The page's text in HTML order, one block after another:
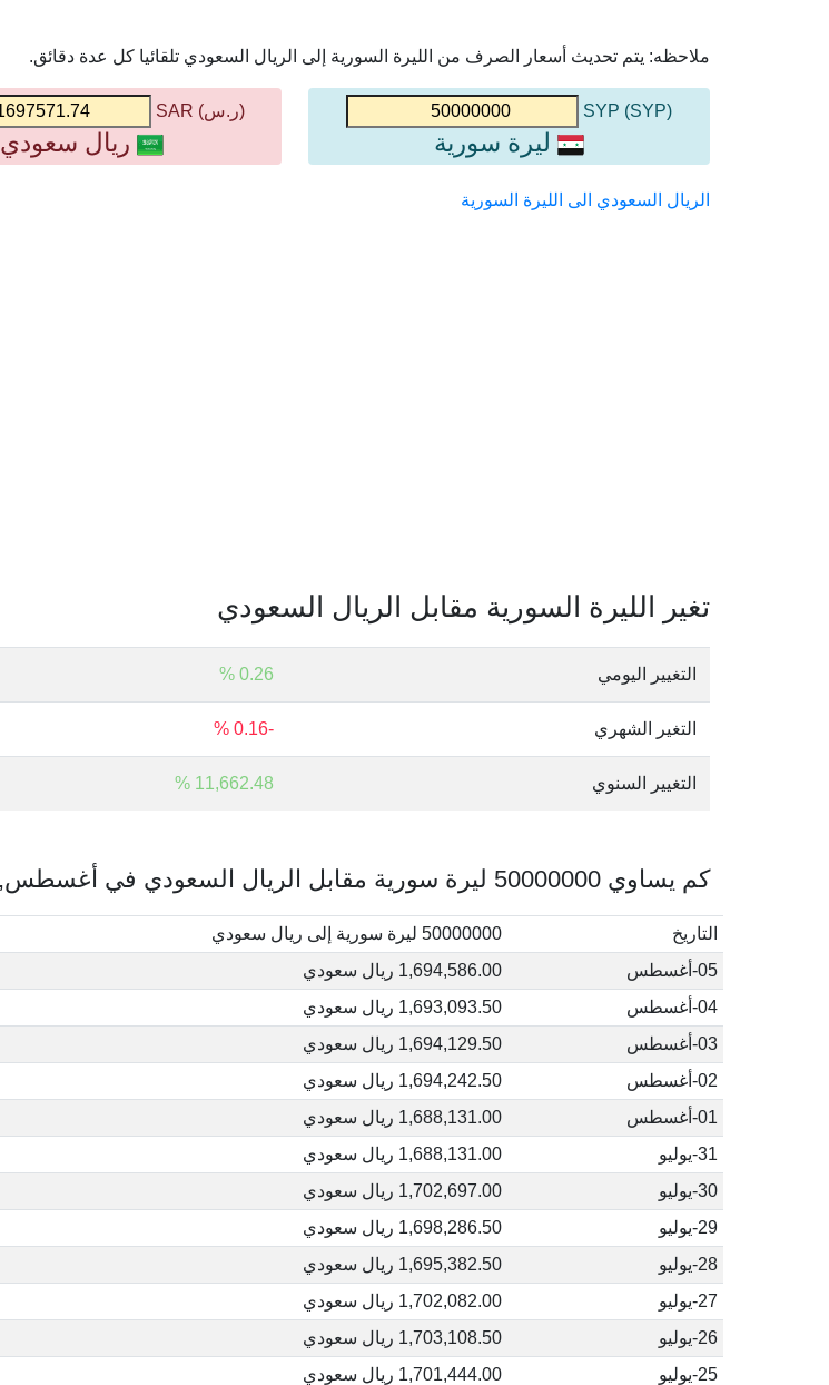
ملاحظه: يتم تحديث أسعار الصرف من الليرة السورية إلى الريال السعودي تلقائيا كل عدة دقائق.
(SYP) SYP
ليرة سورية
(ر.س) SAR
ريال سعودي
الريال السعودي الى الليرة السورية
تغير الليرة السورية مقابل الريال السعودي
التغيير اليومي 0.26 %
التغير الشهري -0.16 %
التغيير السنوي 11,662.48 %
كم يساوي 50000000 ليرة سورية مقابل الريال السعودي في أغسطس, 2026
التاريخ
50000000 ليرة سورية إلى ريال سعودي
05-أغسطس
1,694,586.00 ريال سعودي
04-أغسطس
1,693,093.50 ريال سعودي
03-أغسطس
1,694,129.50 ريال سعودي
02-أغسطس
1,694,242.50 ريال سعودي
01-أغسطس
1,688,131.00 ريال سعودي
31-يوليو
1,688,131.00 ريال سعودي
30-يوليو
1,702,697.00 ريال سعودي
29-يوليو
1,698,286.50 ريال سعودي
28-يوليو
1,695,382.50 ريال سعودي
27-يوليو
1,702,082.00 ريال سعودي
26-يوليو
1,703,108.50 ريال سعودي
25-يوليو
1,701,444.00 ريال سعودي